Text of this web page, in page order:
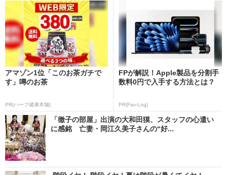
アマゾン1位「このお茶ガチで
す」噂のお茶
PR(ハーブ健康本舗)
FPが解説！Apple製品を分割手
数料0円で入手する方法とは？
PR(Fav-Log)
「徹子の部屋」出演の大和田獏、スタッフの心遣い
に感銘 亡妻・岡江久美子さんの“好...